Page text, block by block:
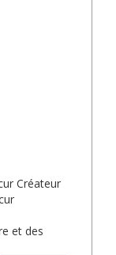
Créateur
et des